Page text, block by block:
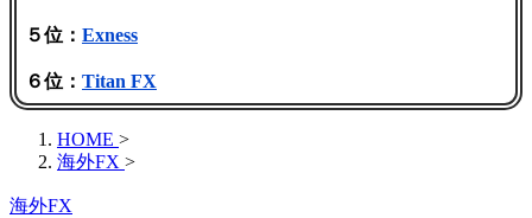
５位： Exness
６位： Titan FX
HOME >
海外FX >
海外FX